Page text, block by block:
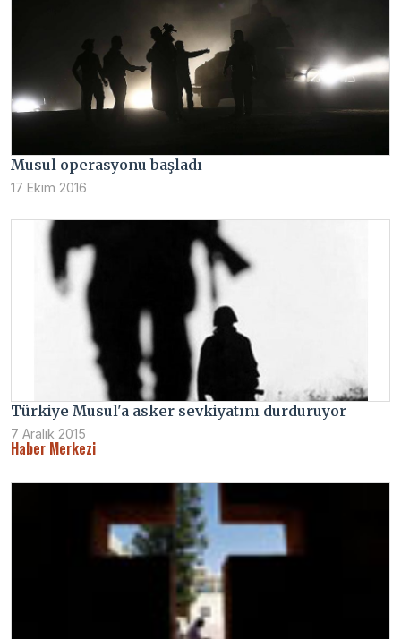
Musul operasyonu başladı
17 Ekim 2016
Türkiye Musul'a asker sevkiyatını durduruyor
7 Aralık 2015
Haber Merkezi